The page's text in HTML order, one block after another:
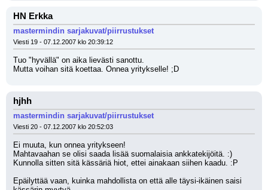
HN Erkka
mastermindin sarjakuvat/piirrustukset
Viesti 19 - 07.12.2007 klo 20:39:12
Tuo "hyvällä" on aika lievästi sanottu.
Mutta voihan sitä koettaa. Onnea yritykselle! ;D
hjhh
mastermindin sarjakuvat/piirrustukset
Viesti 20 - 07.12.2007 klo 20:52:03
Ei muuta, kun onnea yritykseen!
Mahtavaahan se olisi saada lisää suomalaisia ankkatekijöitä. :)
Kunnolla sitten sitä kässäriä hiot, ettei ainakaan siihen kaadu. :P
Epäilyttää vaan, kuinka mahdollista on että alle täysi-ikäinen saisi